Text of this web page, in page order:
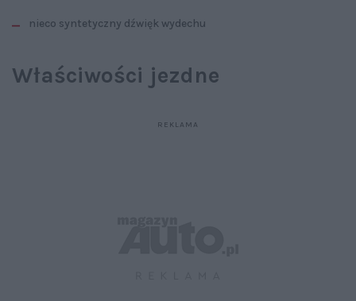
nieco syntetyczny dźwięk wydechu
Właściwości jezdne